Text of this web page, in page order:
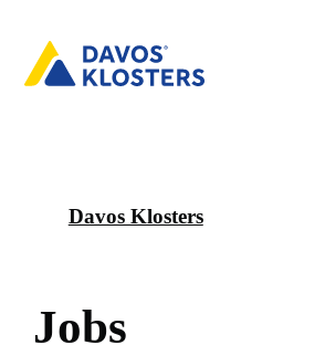
Davos Klosters
Jobs